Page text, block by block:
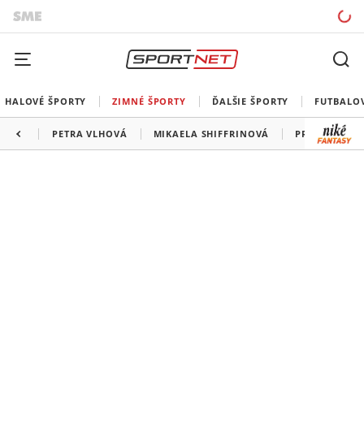
HALOVÉ ŠPORTY ZIMNÉ ŠPORTY ĎALŠIE ŠPORTY
PETRA VLHOVÁ MIKAELA SHIFFRINOVÁ PROGRAM SP